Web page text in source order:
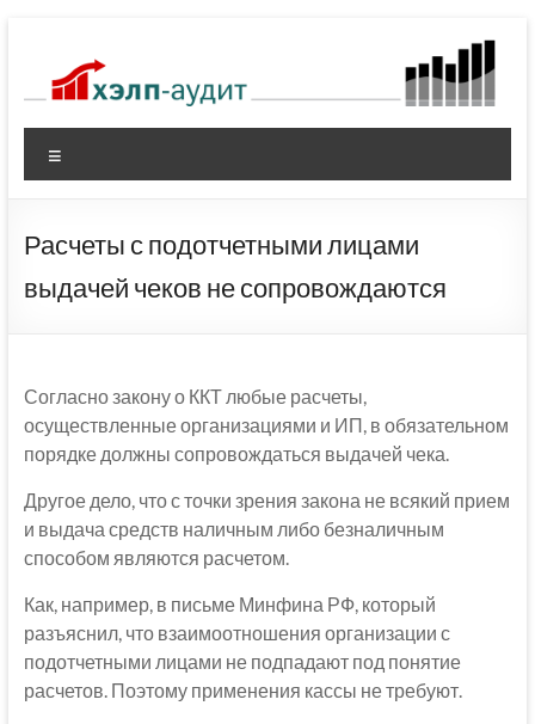
содержимому
Расчеты с подотчетными лицами
выдачей чеков не сопровождаются
Согласно закону о ККТ любые расчеты,
осуществленные организациями и ИП, в обязательном
порядке должны сопровождаться выдачей чека.
Другое дело, что с точки зрения закона не всякий прием
и выдача средств наличным либо безналичным
способом являются расчетом.
Как, например, в письме Минфина РФ, который
разъяснил, что взаимоотношения организации с
подотчетными лицами не подпадают под понятие
расчетов. Поэтому применения кассы не требуют.